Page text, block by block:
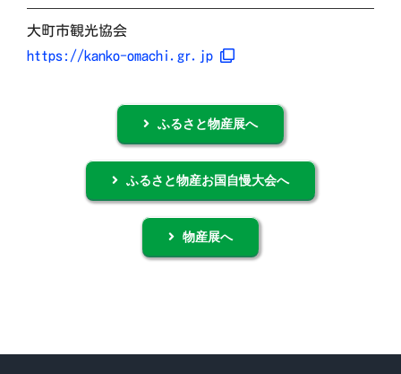
大町市観光協会
https://kanko-omachi.gr.jp
ふるさと物産展へ
ふるさと物産お国自慢大会へ
物産展へ